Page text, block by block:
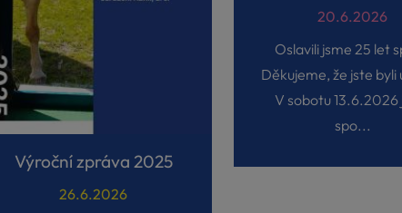
Výroční zpráva 2025
26.6.2026
20.6.2026
Oslavili jsme 25 let
Děkujeme, že jste byli
V sobotu 13.6.2026
spo...